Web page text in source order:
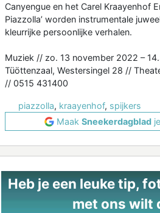
Canyengue en het Carel Kraayenhof
Piazzolla’ worden instrumentale
kleurrijke persoonlijke verhalen.
Muziek // zo. 13 november 2022 –
Tüöttenzaal, Westersingel 28 //
// 0515 431400
piazzolla, kraayenhof, spijkers
Maak Sneekerdagblad
Heb je een leuke tip,
met ons wilt